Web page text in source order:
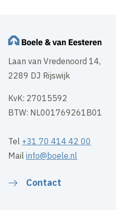
Laan van Vredenoord 14,
2289 DJ Rijswijk
KvK: 27015592
BTW: NL001769261B01
Tel +31 70 414 42 00
Mailinfo@boele.nl
Contact